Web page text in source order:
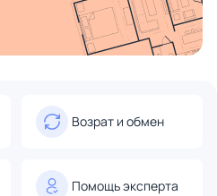
Возрат и обмен
Помощь эксперта